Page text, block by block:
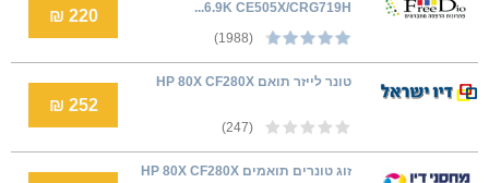
6.9K CE505X/CRG719H...
(1988)
220 ₪
טונר לייזר תואם HP 80X CF280X
(247)
252 ₪
זוג טונרים תואמים HP 80X CF280X